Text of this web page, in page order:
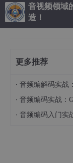
音视频领域
造！
更多推荐
· 音频编解码实战
· 音频编码实战：
· 音频编码入门实